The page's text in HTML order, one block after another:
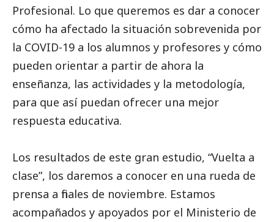
Profesional. Lo que queremos es dar a conocer
cómo ha afectado la situación sobrevenida por
la COVID-19 a los alumnos y profesores y cómo
pueden orientar a partir de ahora la
enseñanza, las actividades y la metodología,
para que así puedan ofrecer una mejor
respuesta educativa.
Los resultados de este gran estudio, “Vuelta a
clase”, los daremos a conocer en una rueda de
prensa a finales de noviembre. Estamos
acompañados y apoyados por el Ministerio de